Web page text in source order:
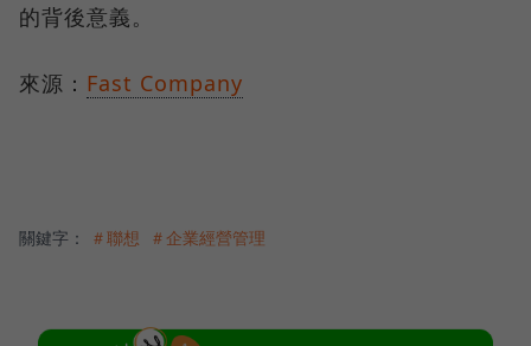
的背後意義。
來源： Fast Company
關鍵字： ＃聯想 ＃企業經營管理